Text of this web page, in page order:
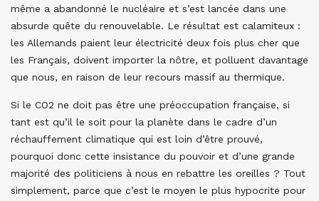
même a abandonné le nucléaire et s’est lancée dans une
absurde quête du renouvelable. Le résultat est calamiteux :
les Allemands paient leur électricité deux fois plus cher que
les Français, doivent importer la nôtre, et polluent davantage
que nous, en raison de leur recours massif au thermique.
Si le CO2 ne doit pas être une préoccupation française, si
tant est qu’il le soit pour la planète dans le cadre d’un
réchauffement climatique qui est loin d’être prouvé,
pourquoi donc cette insistance du pouvoir et d’une grande
majorité des politiciens à nous en rebattre les oreilles ? Tout
simplement, parce que c’est le moyen le plus hypocrite pour